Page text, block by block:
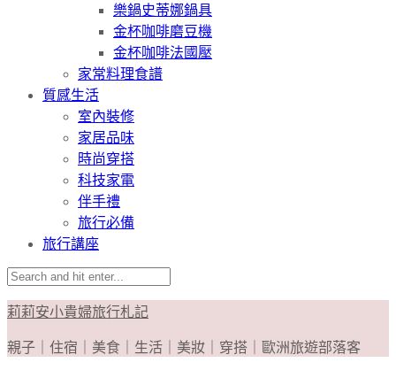
樂鍋史蒂娜鍋具
金杯咖啡磨豆機
金杯咖啡法國壓
家常料理食譜
質感生活
室內裝修
家居品味
時尚穿搭
科技家電
伴手禮
旅行必備
旅行講座
莉莉安小貴婦旅行札記
親子｜住宿｜美食｜生活｜美妝｜穿搭｜歐洲旅遊部落客